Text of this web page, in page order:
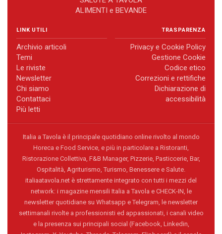
ALIMENTI e BEVANDE
LINK UTILI
Archivio articoli
Temi
Le riviste
Newsletter
Chi siamo
Contattaci
Più letti
TRASPARENZA
Privacy e Cookie Policy
Gestione Cookie
Codice etico
Correzioni e rettifiche
Dichiarazione di
accessibilità
Italia a Tavola è il principale quotidiano online rivolto al mondo
Horeca e Food Service, e più in particolare a Ristoranti,
Ristorazione Collettiva, F&B Manager, Pizzerie, Pasticcerie, Bar,
Ospitalità, Agriturismo, Turismo, Benessere e Salute.
italiaatavola.net è strettamente integrato con tutti i mezzi del
network: i magazine mensili Italia a Tavola e CHECK-IN, le
newsletter quotidiane su Whatsapp e Telegram, le newsletter
settimanali rivolte a professionisti ed appassionati, i canali video
e la presenza sui principali social (Facebook, Linkedin,